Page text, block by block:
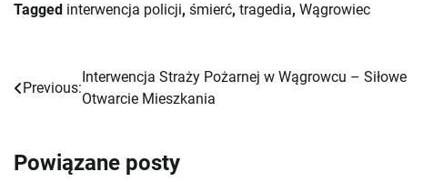
Tagged interwencja policji, śmierć, tragedia, Wągrowiec
Nawigacja
Previous:
Interwencja Straży Pożarnej w Wągrowcu – Siłowe
Otwarcie Mieszkania
Powiązane posty